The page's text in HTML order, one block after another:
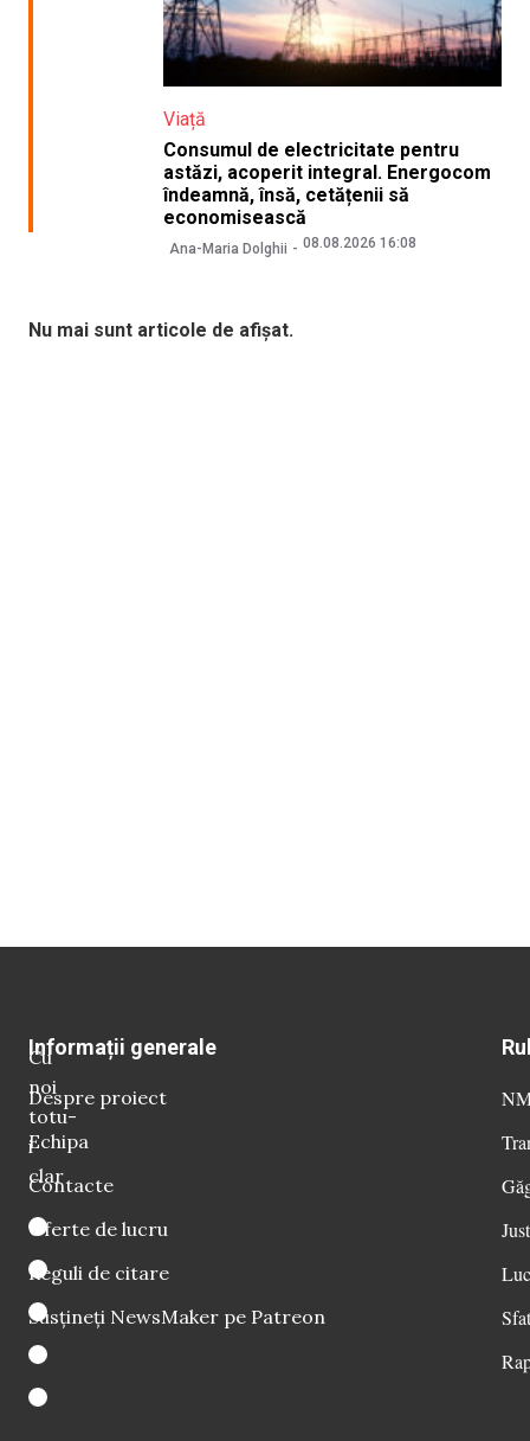
Viață
Consumul de electricitate pentru
astăzi, acoperit integral. Energocom
îndeamnă, însă, cetățenii să
economisească
Ana-Maria Dolghii 08.08.2026 16:08
Nu mai sunt articole de afișat.
Cu
noi
totu-
i
clar
Informații generale
Despre proiect
Echipa
Contacte
Oferte de lucru
Reguli de citare
Susțineți NewsMaker pe Patreon